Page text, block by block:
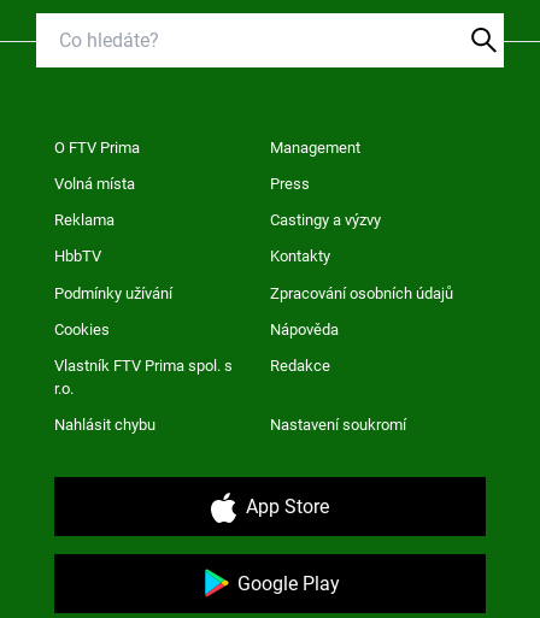
O FTV Prima Management
Volná místa Press
Reklama Castingy a výzvy
HbbTV Kontakty
Podmínky užívání Zpracování osobních údajů
Cookies Nápověda
Vlastník FTV Prima spol. s
r.o.
Redakce
Nahlásit chybu Nastavení soukromí
App Store
Google Play